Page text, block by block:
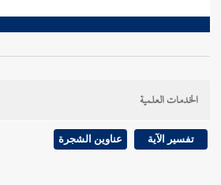
الخدمات العلمية
تفسير الآية عناوين الشجرة